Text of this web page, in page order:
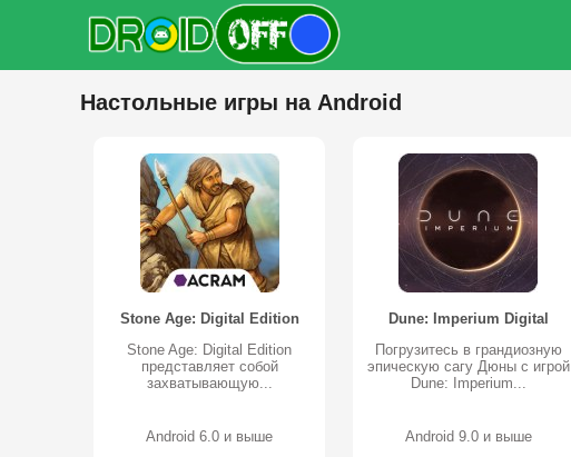
Настольные игры на Android
Stone Age: Digital Edition
Stone Age: Digital Edition
представляет собой
захватывающую...
Android 6.0 и выше
Dune: Imperium Digital
Погрузитесь в грандиозную
эпическую сагу Дюны с игрой
Dune: Imperium...
Android 9.0 и выше